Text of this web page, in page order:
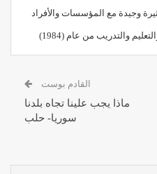
وجيدة مع المؤسسات والأفراد
والتدريب من عام (1984)
القادم بوست
ماذا يجب علينا تجاه بلدنا
سوريا- حلب